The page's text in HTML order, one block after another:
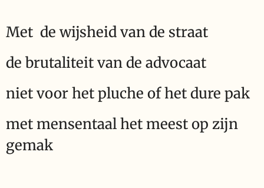
Met de wijsheid van de straat
de brutaliteit van de advocaat
niet voor het pluche of het dure pak
met mensentaal het meest op zijn
gemak